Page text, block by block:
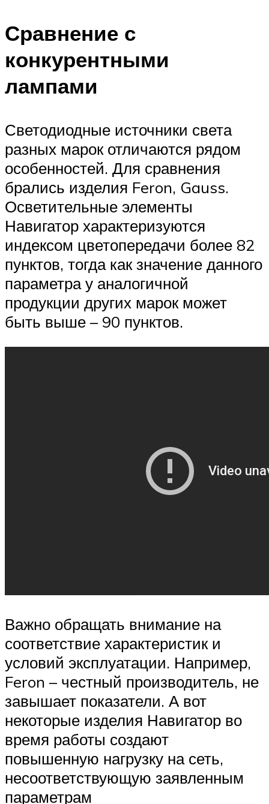
Сравнение с
конкурентными
лампами
Светодиодные источники света
разных марок отличаются рядом
особенностей. Для сравнения
брались изделия Feron, Gauss.
Осветительные элементы
Навигатор характеризуются
индексом цветопередачи более 82
пунктов, тогда как значение данного
параметра у аналогичной
продукции других марок может
быть выше – 90 пунктов.
Важно обращать внимание на
соответствие характеристик и
условий эксплуатации. Например,
Feron – честный производитель, не
завышает показатели. А вот
некоторые изделия Навигатор во
время работы создают
повышенную нагрузку на сеть,
несоответствующую заявленным
параметрам